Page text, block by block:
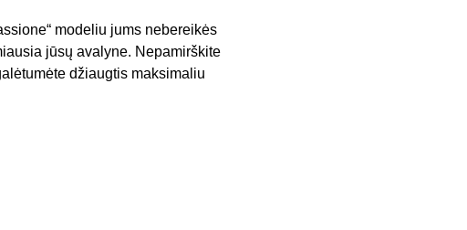
modeliu jums nebereikės
jūsų avalyne. Nepamirškite
džiaugtis maksimaliu